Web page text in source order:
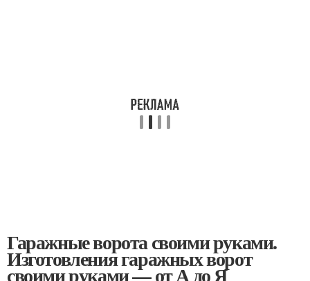
Гаражные ворота своими руками.
Изготовления гаражных ворот
своими руками — от А до Я